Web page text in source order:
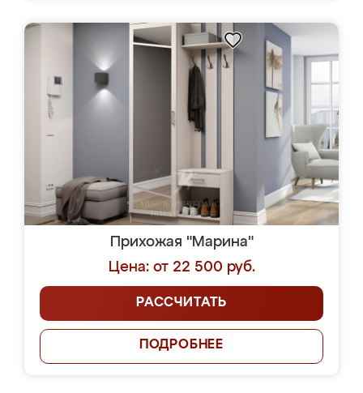
Прихожая "Марина"
Цена: от 22 500 руб.
РАССЧИТАТЬ
ПОДРОБНЕЕ